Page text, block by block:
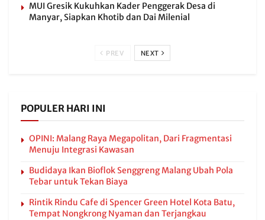
MUI Gresik Kukuhkan Kader Penggerak Desa di
Manyar, Siapkan Khotib dan Dai Milenial
PREV NEXT
POPULER HARI INI
OPINI: Malang Raya Megapolitan, Dari Fragmentasi
Menuju Integrasi Kawasan
Budidaya Ikan Bioflok Senggreng Malang Ubah Pola
Tebar untuk Tekan Biaya
Rintik Rindu Cafe di Spencer Green Hotel Kota Batu,
Tempat Nongkrong Nyaman dan Terjangkau